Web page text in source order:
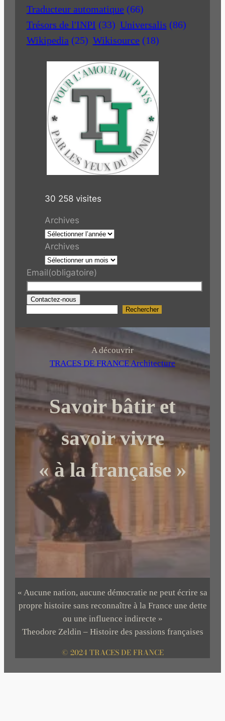
Traducteur automatique (66)
Trésors de l'INPI (33) Universalis (86)
Wikipedia (25) Wikisource (18)
30 258 visites
Archives
Archives
Email(obligatoire)
Contactez-nous
r
c
h
r
Rechercher
A découvrir
TRACES DE FRANCE Architecture
Savoir bâtir et
savoir vivre
« à la française »
« Aucune nation, aucune démocratie ne peut écrire sa
propre histoire sans reconnaître à la France une dette
ou une influence indirecte »
Theodore Zeldin – Histoire des passions françaises
© 2024 TRACES DE FRANCE